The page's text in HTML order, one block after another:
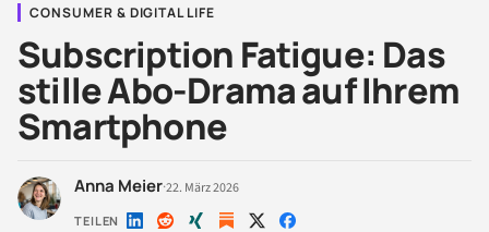
CONSUMER & DIGITAL LIFE
Subscription Fatigue: Das
stille Abo-Drama auf Ihrem
Smartphone
Anna Meier·22. März 2026
TEILEN Auf Auf Auf Auf Auf